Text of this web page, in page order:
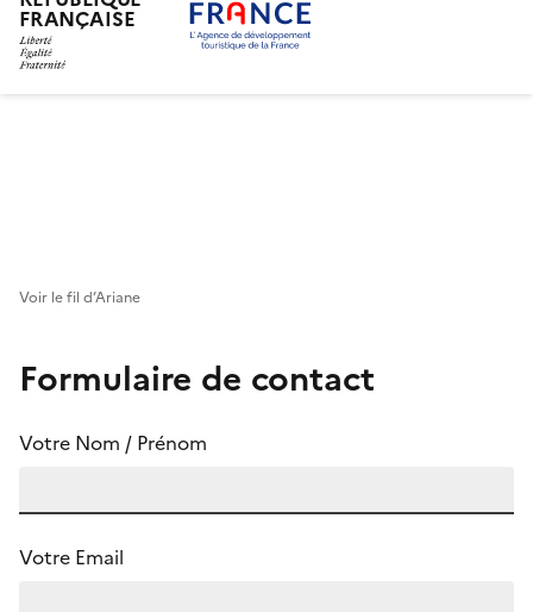
FRANÇAISE
Voir le fil d’Ariane
Formulaire de contact
Votre Nom / Prénom
Votre Email